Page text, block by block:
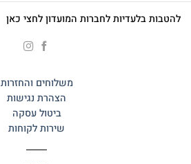
להטבות בלעדיות לחברות המועדון לחצי כאן
משלוחים והחזרות
הצהרת נגישות
ביטול עסקה
שירות לקוחות